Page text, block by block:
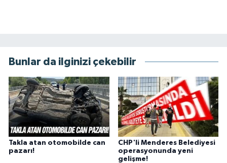
Bunlar da ilginizi çekebilir
Takla atan otomobilde can
pazarı!
CHP'li Menderes Belediyesi
operasyonunda yeni
gelişme!